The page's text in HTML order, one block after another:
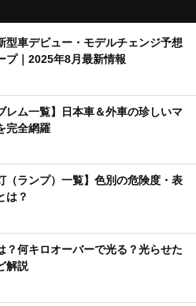
型車デビュー・モデルチェンジ予想
プ｜2025年8月最新情報
レム一覧】日本車＆外車の珍しいマ
完全網羅
（ランプ）一覧】色別の危険度・表
は？
？何キロオーバーで光る？光らせた
解説